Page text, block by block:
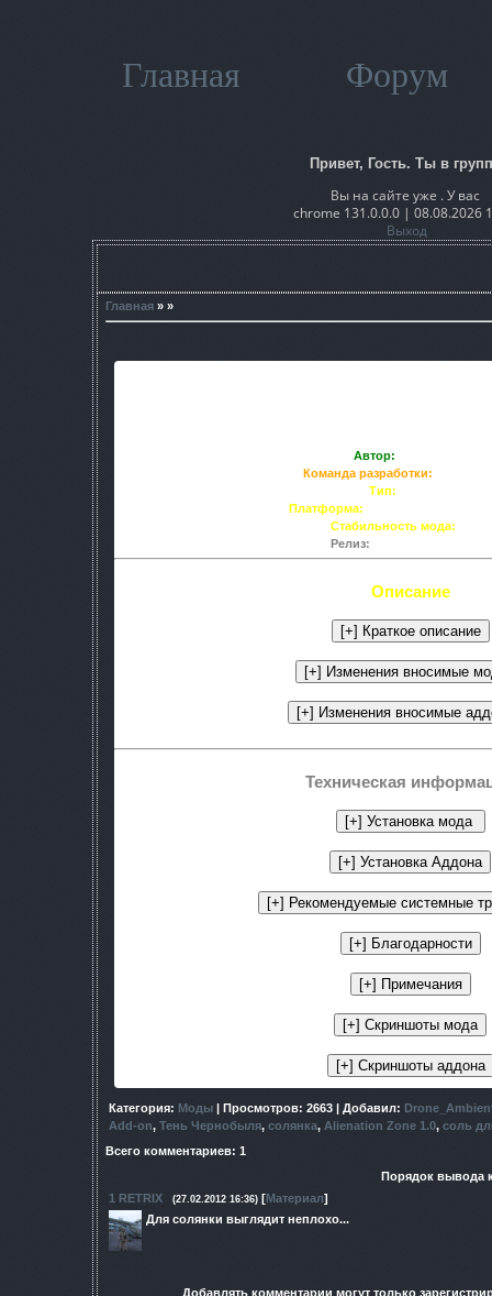
Главная Форум
Привет, Гость. Ты в
Вы на сайте уже . У вас
chrome 131.0.0.0 | 08.08.2026
Выход
Главная » »
Автор:
Команда разработки:
Тип:
Платформа:
Стабильность мода:
Релиз:
Описание
Техническая
Категория: Моды | Просмотров: 2663 | Добавил:
Add-on, Тень Чернобыля, солянка, Alienation Zone 1.0, соль
Всего комментариев: 1
Порядок вывода
1 RETRIX (27.02.2012 16:36) [Материал]
Для солянки выглядит неплохо...
Добавлять комментарии могут только